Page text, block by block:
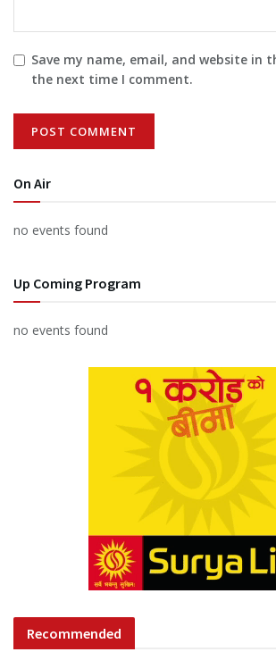
Save my name, email, and website in
the next time I comment.
On Air
no events found
Up Coming Program
no events found
Recommended